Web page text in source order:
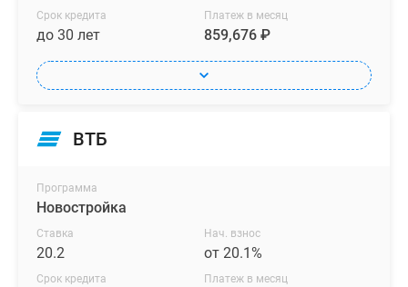
Срок кредита
до 30 лет
Платеж в месяц
859,676 ₽
ВТБ
Программа
Новостройка
Ставка
20.2
Нач. взнос
от 20.1%
Срок кредита Платеж в месяц